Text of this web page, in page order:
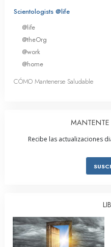
Scientologists @life
@life
@theOrg
@work
@home
CÓMO Mantenerse Saludable
Recibe las actualizaciones